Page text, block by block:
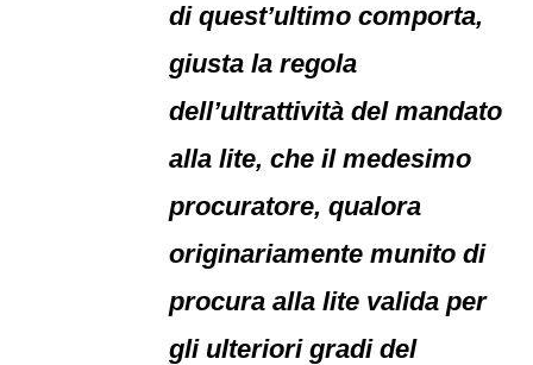
di quest’ultimo comporta,
giusta la regola
dell’ultrattività del mandato
alla lite, che il medesimo
procuratore, qualora
originariamente munito di
procura alla lite valida per
gli ulteriori gradi del